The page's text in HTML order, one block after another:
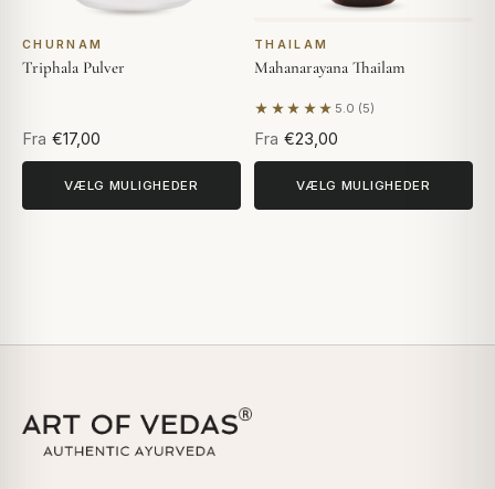
CHURNAM
Triphala Pulver
Fra €17,00
VÆLG MULIGHEDER
THAILAM
Mahanarayana Thailam
★★★★★ 5.0 (5)
Baseret på 5 anmeldelser
Fra €23,00
VÆLG MULIGHEDER